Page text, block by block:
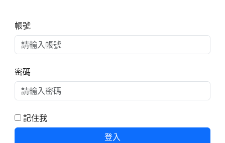
帳號
密碼
記住我
登入